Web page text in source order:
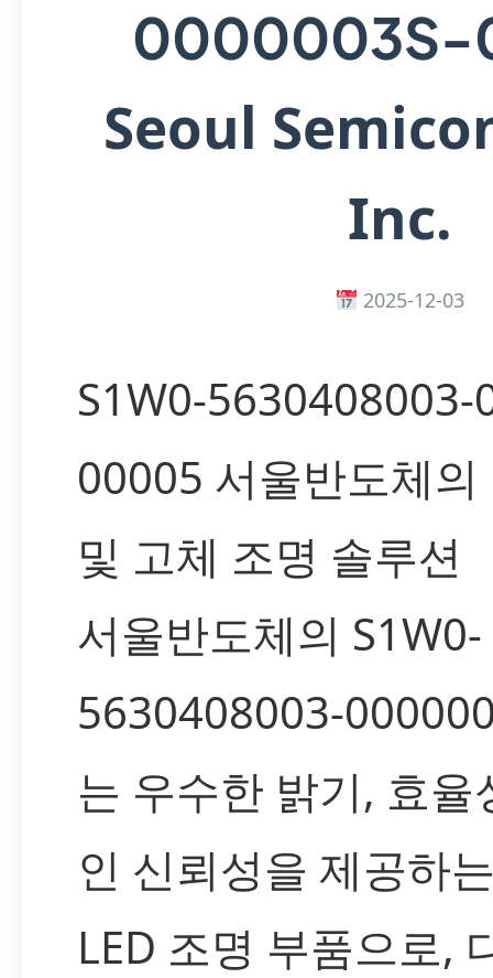
0000003S-
Seoul
Inc.
2025-12-03
S1W0-5630408003-
00005 서울반도체의
및 고체 조명 솔루션
서울반도체의 S1W0-
5630408003-
는 우수한 밝기, 효율
인 신뢰성을 제공하
LED 조명 부품으로,